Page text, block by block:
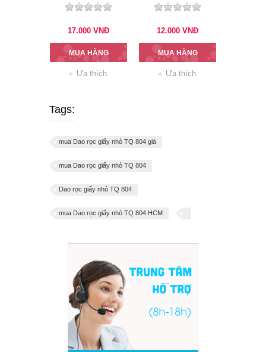
17.000 VNĐ
MUA HÀNG
Ưa thích
12.000 VNĐ
MUA HÀNG
Ưa thích
Tags:
mua Dao rọc giấy nhỏ TQ 804 giá
mua Dao rọc giấy nhỏ TQ 804
Dao rọc giấy nhỏ TQ 804
mua Dao rọc giấy nhỏ TQ 804 HCM